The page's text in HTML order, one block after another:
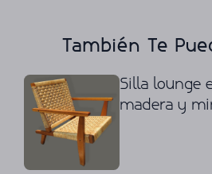
También Te
Silla lounge
madera y